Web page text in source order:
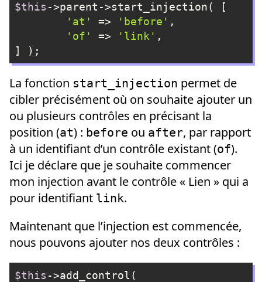
$this ->parent->start_injection( [
'at'
=> 'before' ,
'of'
=> 'link' ,
] );
Langage du code : PHP (php)
La fonction start_injection permet de
cibler précisément où on souhaite ajouter un
ou plusieurs contrôles en précisant la
position (at) : before ou after, par rapport
à un identifiant d’un contrôle existant (of).
Ici je déclare que je souhaite commencer
mon injection avant le contrôle « Lien » qui a
pour identifiant link.
Maintenant que l’injection est commencée,
nous pouvons ajouter nos deux contrôles :
$this ->add_control(